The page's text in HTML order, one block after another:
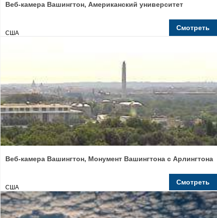
Веб-камера Вашингтон, Американский университет
США
Смотреть
Веб-камера Вашингтон, Монумент Вашингтона c Арлингтона
США
Смотреть